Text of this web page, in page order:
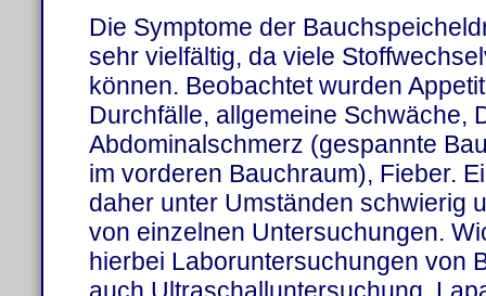
Die Symptome der
sehr vielfältig, da viele
können. Beobachtet wurden
Durchfälle, allgemeine Schwäche,
Abdominalschmerz (gespannte
im vorderen Bauchraum), Fieber.
daher unter Umständen schwierig
von einzelnen Untersuchungen.
hierbei Laboruntersuchungen von